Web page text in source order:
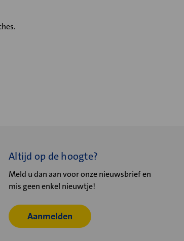
Altijd op de hoogte?
Meld u dan aan voor onze nieuwsbrief en
mis geen enkel nieuwtje!
Aanmelden